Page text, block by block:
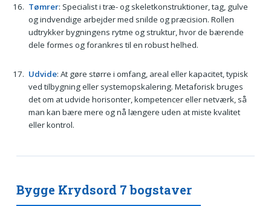
Tømrer: Specialist i træ- og skeletkonstruktioner, tag, gulve
og indvendige arbejder med snilde og præcision. Rollen
udtrykker bygningens rytme og struktur, hvor de bærende
dele formes og forankres til en robust helhed.
Udvide: At gøre større i omfang, areal eller kapacitet, typisk
ved tilbygning eller systemopskalering. Metaforisk bruges
det om at udvide horisonter, kompetencer eller netværk, så
man kan bære mere og nå længere uden at miste kvalitet
eller kontrol.
Bygge Krydsord 7 bogstaver